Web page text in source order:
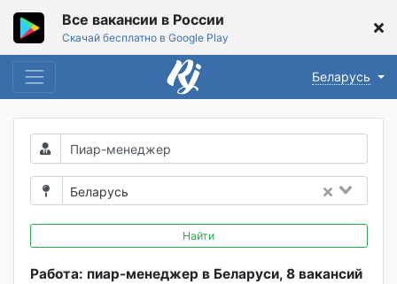
Все вакансии в России
Скачай бесплатно в Google Play
Беларусь
Беларусь
Найти
Работа: пиар-менеджер в Беларуси, 8 вакансий